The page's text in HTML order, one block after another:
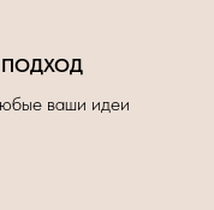
ваши идеи